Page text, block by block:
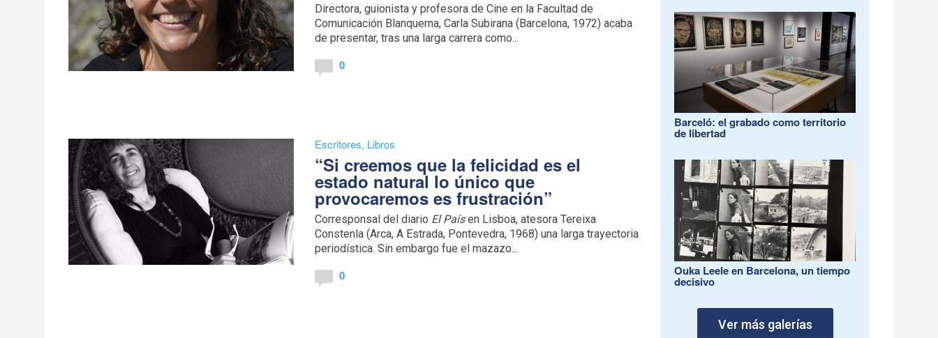
Directora, guionista y profesora de Cine en la Facultad de
Comunicación Blanquerna, Carla Subirana (Barcelona, 1972) acaba
de presentar, tras una larga carrera como...
0
Escritores, Libros
“Si creemos que la felicidad es el
estado natural lo único que
provocaremos es frustración”
Corresponsal del diario El Paísen Lisboa, atesora Tereixa
Constenla (Arca, A Estrada, Pontevedra, 1968) una larga trayectoria
periodística. Sin embargo fue el mazazo...
0
Barceló: el grabado como territorio
de libertad
Ouka Leele en Barcelona, un tiempo
decisivo
Ver más galerías